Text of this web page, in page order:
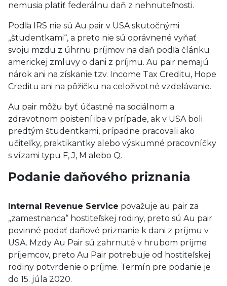
nemusia platiť federálnu daň z nehnuteľnosti.
Podľa IRS nie sú Au pair v USA skutočnými
„študentkami“, a preto nie sú oprávnené vyňať
svoju mzdu z úhrnu príjmov na daň podľa článku
americkej zmluvy o dani z príjmu. Au pair nemajú
nárok ani na získanie tzv. Income Tax Creditu, Hope
Creditu ani na pôžičku na celoživotné vzdelávanie.
Au pair môžu byť účastné na sociálnom a
zdravotnom poistení iba v prípade, ak v USA boli
predtým študentkami, prípadne pracovali ako
učiteľky, praktikantky alebo výskumné pracovníčky
s vízami typu F, J, M alebo Q.
Podanie daňového priznania
Internal Revenue Service považuje au pair za
„zamestnanca“ hostiteľskej rodiny, preto sú Au pair
povinné podať daňové priznanie k dani z príjmu v
USA. Mzdy Au Pair sú zahrnuté v hrubom príjme
príjemcov, preto Au Pair potrebuje od hostiteľskej
rodiny potvrdenie o príjme. Termín pre podanie je
do 15. júla 2020.